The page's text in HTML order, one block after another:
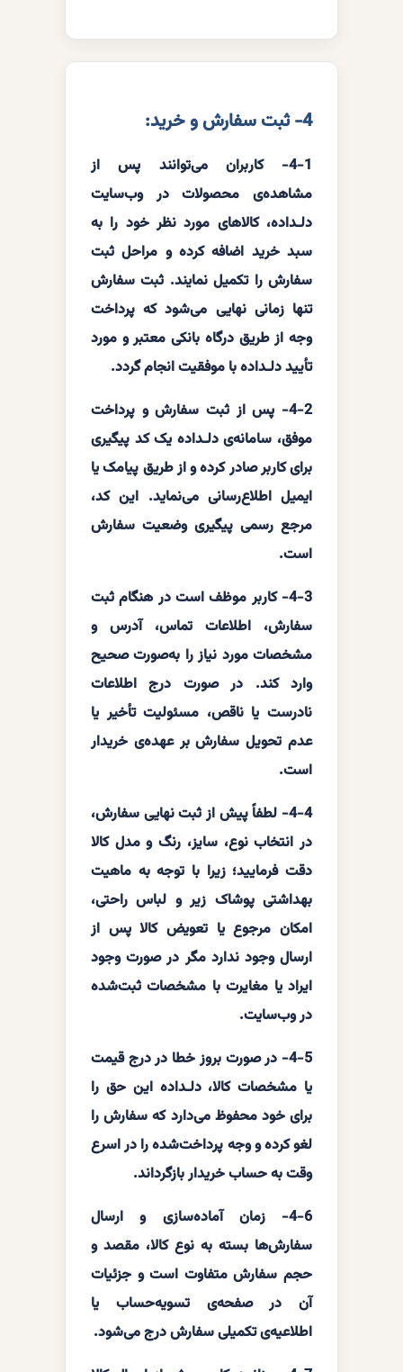
4- ثبت سفارش و خرید:
4-1- کاربران می‌توانند پس از
مشاهده‌ی محصولات در وب‌سایت
دلـداده، کالاهای مورد نظر خود را به
سبد خرید اضافه کرده و مراحل ثبت
سفارش را تکمیل نمایند. ثبت سفارش
تنها زمانی نهایی می‌شود که پرداخت
وجه از طریق درگاه بانکی معتبر و مورد
تأیید دلـداده با موفقیت انجام گردد.
4-2- پس از ثبت سفارش و پرداخت
موفق، سامانه‌ی دلـداده یک کد پیگیری
برای کاربر صادر کرده و از طریق پیامک یا
ایمیل اطلاع‌رسانی می‌نماید. این کد،
مرجع رسمی پیگیری وضعیت سفارش
است.
4-3- کاربر موظف است در هنگام ثبت
سفارش، اطلاعات تماس، آدرس و
مشخصات مورد نیاز را به‌صورت صحیح
وارد کند. در صورت درج اطلاعات
نادرست یا ناقص، مسئولیت تأخیر یا
عدم تحویل سفارش بر عهده‌ی خریدار
است.
4-4- لطفاً پیش از ثبت نهایی سفارش،
در انتخاب نوع، سایز، رنگ و مدل کالا
دقت فرمایید؛ زیرا با توجه به ماهیت
بهداشتی پوشاک زیر و لباس راحتی،
امکان مرجوع یا تعویض کالا پس از
ارسال وجود ندارد مگر در صورت وجود
ایراد یا مغایرت با مشخصات ثبت‌شده
در وب‌سایت.
4-5- در صورت بروز خطا در درج قیمت
یا مشخصات کالا، دلـداده این حق را
برای خود محفوظ می‌دارد که سفارش را
لغو کرده و وجه پرداخت‌شده را در اسرع
وقت به حساب خریدار بازگرداند.
4-6- زمان آماده‌سازی و ارسال
سفارش‌ها بسته به نوع کالا، مقصد و
حجم سفارش متفاوت است و جزئیات
آن در صفحه‌ی تسویه‌حساب یا
اطلاعیه‌ی تکمیلی سفارش درج می‌شود.